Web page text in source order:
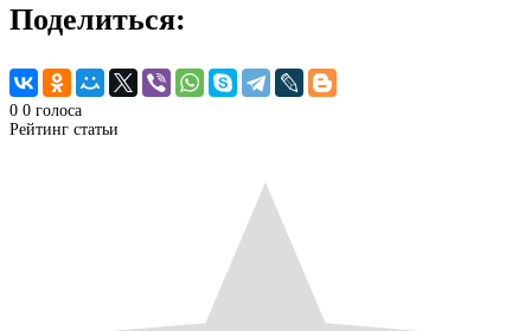
Поделиться:
0 0 голоса
Рейтинг статьи